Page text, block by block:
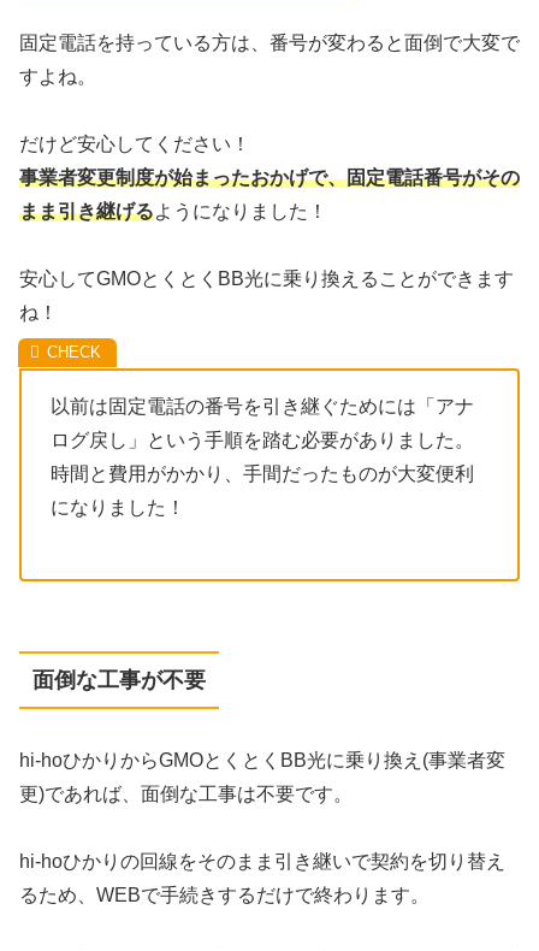
固定電話を持っている方は、番号が変わると面倒で大変で
すよね。
だけど安心してください！
事業者変更制度が始まったおかげで、固定電話番号がその
まま引き継げるようになりました！
安心してGMOとくとくBB光に乗り換えることができます
ね！
以前は固定電話の番号を引き継ぐためには「アナ
ログ戻し」という手順を踏む必要がありました。
時間と費用がかかり、手間だったものが大変便利
になりました！
面倒な工事が不要
hi-hoひかりからGMOとくとくBB光に乗り換え(事業者変
更)であれば、面倒な工事は不要です。
hi-hoひかりの回線をそのまま引き継いで契約を切り替え
るため、WEBで手続きするだけで終わります。